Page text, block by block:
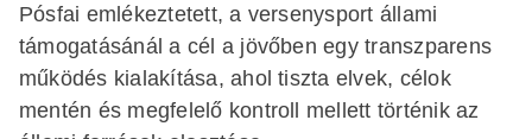
Pósfai emlékeztetett, a versenysport állami
támogatásánál a cél a jövőben egy transzparens
működés kialakítása, ahol tiszta elvek, célok
mentén és megfelelő kontroll mellett történik az